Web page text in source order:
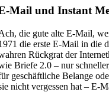
Mail und Instant
die gute alte E-Mail,
die erste E-Mail in die
Rückgrat der
Briefe 2.0 – nur
geschäftliche Belange
nicht vergessen hat – E-